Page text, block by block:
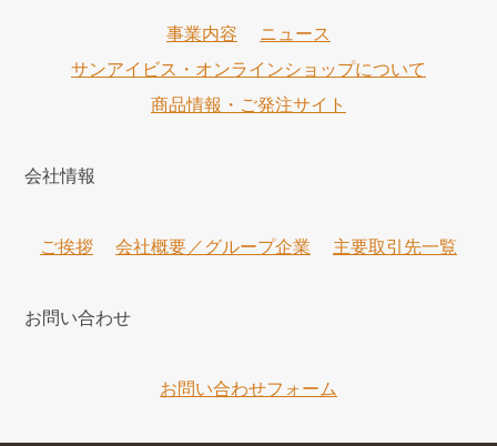
事業内容
ニュース
サンアイビス・オンラインショップについて
商品情報・ご発注サイト
会社情報
ご挨拶 会社概要／グループ企業 主要取引先一覧
お問い合わせ
お問い合わせフォーム